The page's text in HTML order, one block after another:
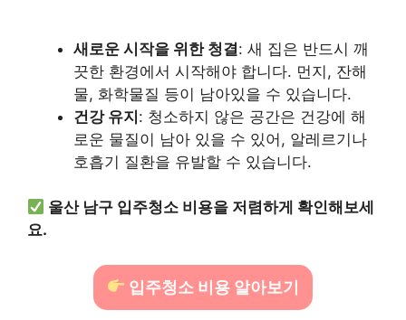
새로운 시작을 위한 청결: 새 집은 반드시 깨
끗한 환경에서 시작해야 합니다. 먼지, 잔해
물, 화학물질 등이 남아있을 수 있습니다.
건강 유지: 청소하지 않은 공간은 건강에 해
로운 물질이 남아 있을 수 있어, 알레르기나
호흡기 질환을 유발할 수 있습니다.
울산 남구 입주청소 비용을 저렴하게 확인해보세
요.
입주청소 비용 알아보기